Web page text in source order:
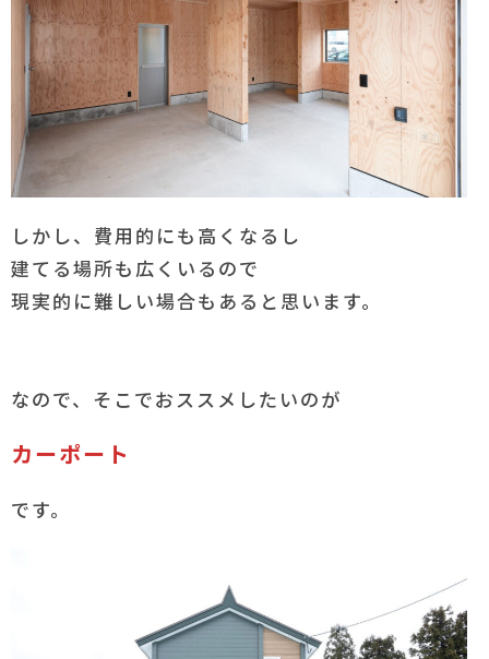
しかし、費用的にも高くなるし
建てる場所も広くいるので
現実的に難しい場合もあると思います。
なので、そこでおススメしたいのが
カーポート
です。